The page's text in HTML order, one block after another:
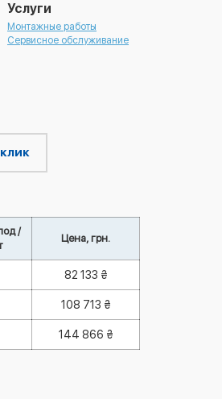
Услуги
Монтажные работы
Сервисное обслуживание
/
Цена, грн.
82 133 ₴
108 713 ₴
144 866 ₴